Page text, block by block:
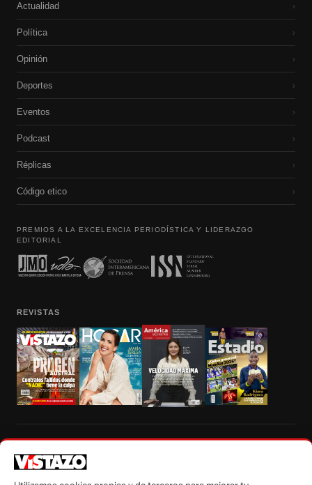
Actualidad ›
Política ›
Opinión ›
Deportes ›
Eventos ›
Podcast ›
Réplicas ›
Código etico ›
PREMIOS A LA EXCELENCIA PERIODÍSTICA Y LIDERAZGO
EDITORIAL
REVISTAS
autorización escrita de su titular, de todos los contenidos de Vistazo.com.